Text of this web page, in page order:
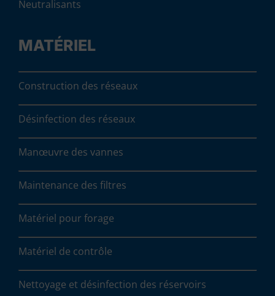
Neutralisants
MATÉRIEL
Construction des réseaux
Désinfection des réseaux
Manœuvre des vannes
Maintenance des filtres
Matériel pour forage
Matériel de contrôle
Nettoyage et désinfection des réservoirs